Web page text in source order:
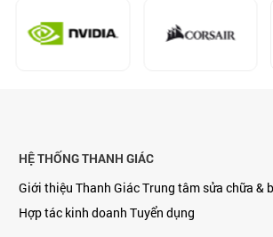
HỆ THỐNG THANH GIÁC
Giới thiệu Thanh GiácTrung tâm sửa chữa &
Hợp tác kinh doanh Tuyển dụng